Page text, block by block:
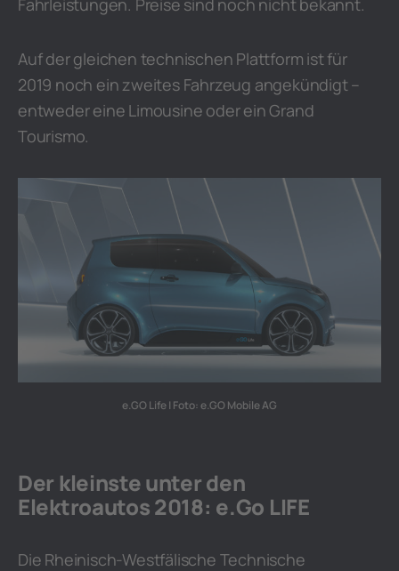
Fahrleistungen. Preise sind noch nicht bekannt.
Auf der gleichen technischen Plattform ist für
2019 noch ein zweites Fahrzeug angekündigt –
entweder eine Limousine oder ein Grand
Tourismo.
e.GO Life | Foto: e.GO Mobile AG
Der kleinste unter den
Elektroautos 2018: e.Go LIFE
Die Rheinisch-Westfälische Technische